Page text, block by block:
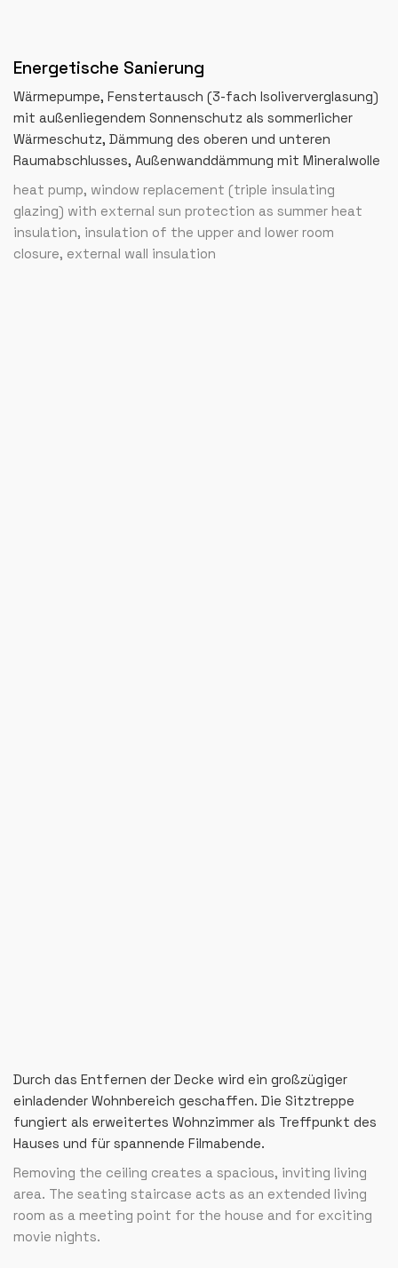
Energetische Sanierung
Wärmepumpe, Fenstertausch (3-fach Isoliververglasung)
mit außenliegendem Sonnenschutz als sommerlicher
Wärmeschutz, Dämmung des oberen und unteren
Raumabschlusses, Außenwanddämmung mit Mineralwolle
heat pump, window replacement (triple insulating
glazing) with external sun protection as summer heat
insulation, insulation of the upper and lower room
closure, external wall insulation
Durch das Entfernen der Decke wird ein großzügiger
einladender Wohnbereich geschaffen. Die Sitztreppe
fungiert als erweitertes Wohnzimmer als Treffpunkt des
Hauses und für spannende Filmabende.
Removing the ceiling creates a spacious, inviting living
area. The seating staircase acts as an extended living
room as a meeting point for the house and for exciting
movie nights.